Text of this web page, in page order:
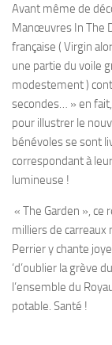
Avant même de
Manœuvres In The
française ( Virgin
une partie du voile
modestement )
secondes… » en
pour illustrer le
bénévoles se sont
correspondant à
lumineuse !
« The Garden », ce
milliers de carreaux
Perrier y chante
‘d’oublier la grève
l’ensemble du
potable. Santé !